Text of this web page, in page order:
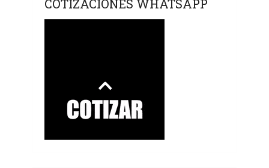
COTIZACIONES WHATSAPP